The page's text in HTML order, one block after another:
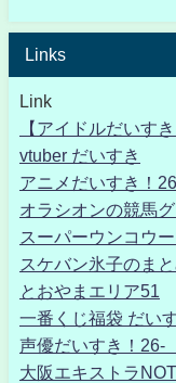
Links
Link
【アイドルだいす
vtuber だいすき
アニメだいすき！
オラシオンの競馬
スーパーウンコウ
スケバン氷子のまと
とおやまエリア51
一番くじ福袋 だい
声優だいすき！
大阪エキストラ